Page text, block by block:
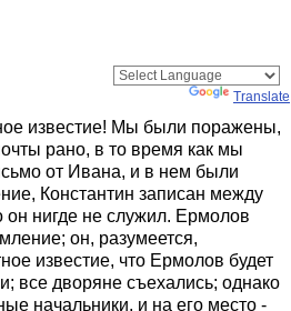
Translate
известие! Мы были поражены,
рано, в то время как мы
от Ивана, и в нем были
Константин записан между
нигде не служил. Ермолов
он, разумеется,
известие, что Ермолов будет
все дворяне съехались; однако
начальники, и на его место -